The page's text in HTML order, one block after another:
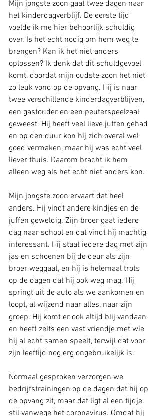
Mijn jongste zoon gaat twee dagen naar
het kinderdagverblijf. De eerste tijd
voelde ik me hier behoorlijk schuldig
over. Is het echt nodig om hem weg te
brengen? Kan ik het niet anders
oplossen? Ik denk dat dit schuldgevoel
komt, doordat mijn oudste zoon het niet
zo leuk vond op de opvang. Hij is naar
twee verschillende kinderdagverblijven,
een gastouder en een peuterspeelzaal
geweest. Hij heeft veel lieve juffen gehad
en op den duur kon hij zich overal wel
goed vermaken, maar hij was echt veel
liever thuis. Daarom bracht ik hem
alleen weg als het echt niet anders kon.
Mijn jongste zoon ervaart dat heel
anders. Hij vindt andere kindjes en de
juffen geweldig. Zijn broer gaat iedere
dag naar school en dat vindt hij machtig
interessant. Hij staat iedere dag met zijn
jas en schoenen bij de deur als zijn
broer weggaat, en hij is helemaal trots
op de dagen dat hij ook weg mag. Hij
springt uit de auto als we aankomen en
loopt, al wijzend naar alles, naar zijn
groep. Hij komt er ook altijd blij vandaan
en heeft zelfs een vast vriendje met wie
hij al echt samen speelt, terwijl dat voor
zijn leeftijd nog erg ongebruikelijk is.
Normaal gesproken verzorgen we
bedrijfstrainingen op de dagen dat hij op
de opvang zit, maar dat ligt al een tijdje
stil vanwege het coronavirus. Omdat hij